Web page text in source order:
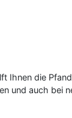
Ihnen die
und auch bei